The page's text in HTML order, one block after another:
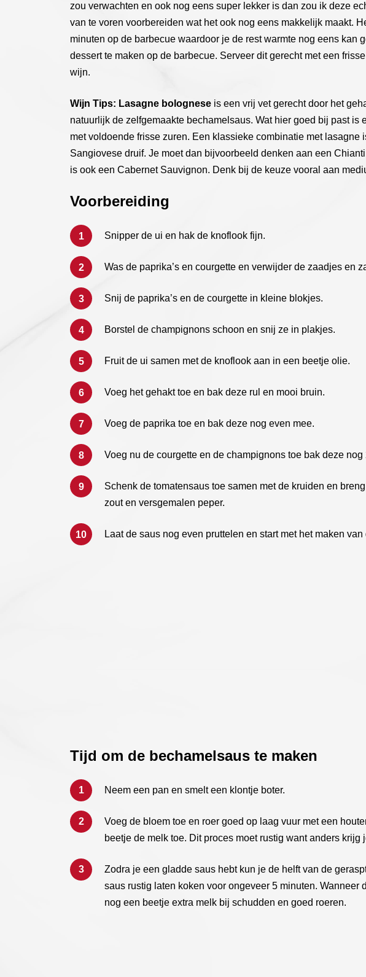
zou verwachten en ook nog eens super lekker is dan zou ik deze
van te voren voorbereiden wat het ook nog eens makkelijk maakt.
minuten op de barbecue waardoor je de rest warmte nog eens kan
dessert te maken op de barbecue. Serveer dit gerecht met een
wijn.
Wijn Tips: Lasagne bolognese is een vrij vet gerecht door het
natuurlijk de zelfgemaakte bechamelsaus. Wat hier goed bij past is
met voldoende frisse zuren. Een klassieke combinatie met lasagne
Sangiovese druif. Je moet dan bijvoorbeeld denken aan een
is ook een Cabernet Sauvignon. Denk bij de keuze vooral aan
Voorbereiding
Snipper de ui en hak de knoflook fijn.
Was de paprika’s en courgette en verwijder de zaadjes en
Snij de paprika’s en de courgette in kleine blokjes.
Borstel de champignons schoon en snij ze in plakjes.
Fruit de ui samen met de knoflook aan in een beetje olie.
Voeg het gehakt toe en bak deze rul en mooi bruin.
Voeg de paprika toe en bak deze nog even mee.
Voeg nu de courgette en de champignons toe bak deze nog
Schenk de tomatensaus toe samen met de kruiden en
zout en versgemalen peper.
Laat de saus nog even pruttelen en start met het maken
Tijd om de bechamelsaus te maken
Neem een pan en smelt een klontje boter.
Voeg de bloem toe en roer goed op laag vuur met een
beetje de melk toe. Dit proces moet rustig want anders krijg
Zodra je een gladde saus hebt kun je de helft van de
saus rustig laten koken voor ongeveer 5 minuten. Wanneer
nog een beetje extra melk bij schudden en goed roeren.